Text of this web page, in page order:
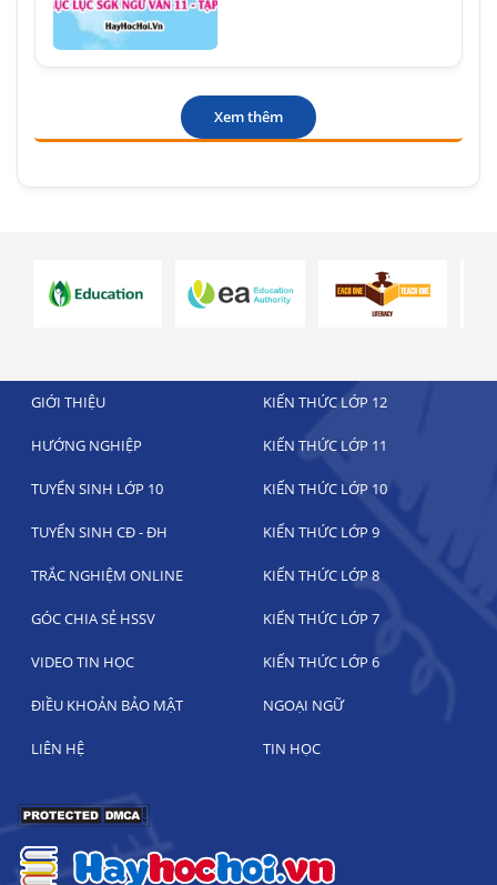
Xem thêm
GIỚI THIỆU KIẾN THỨC LỚP 12
HƯỚNG NGHIỆP KIẾN THỨC LỚP 11
TUYỂN SINH LỚP 10 KIẾN THỨC LỚP 10
TUYỂN SINH CĐ - ĐH KIẾN THỨC LỚP 9
TRẮC NGHIỆM ONLINE KIẾN THỨC LỚP 8
GÓC CHIA SẺ HSSV KIẾN THỨC LỚP 7
VIDEO TIN HỌC KIẾN THỨC LỚP 6
ĐIỀU KHOẢN BẢO MẬT NGOẠI NGỮ
LIÊN HỆ TIN HỌC